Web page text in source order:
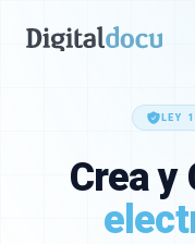
LEY
Crea y